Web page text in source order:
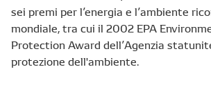
sei premi per l’energia e l’ambiente
mondiale, tra cui il 2002 EPA
Protection Award dell’Agenzia
protezione dell'ambiente.